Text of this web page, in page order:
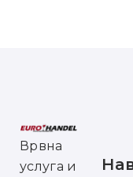
Врвна
услуга и